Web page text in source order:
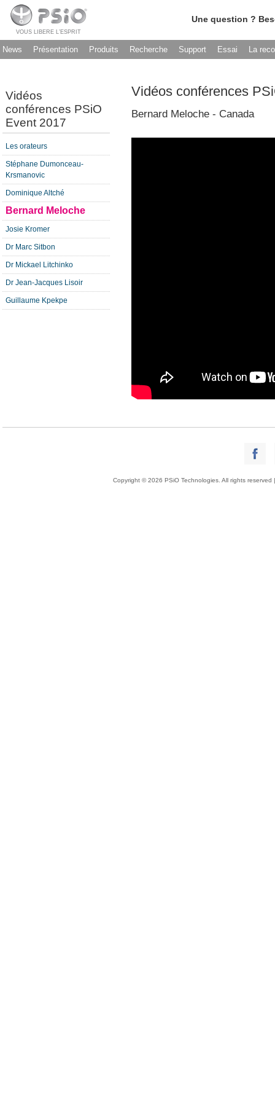
VOUS LIBERE L’ESPRIT
Une question ?
News Présentation Produits Recherche Support Essai La
Vidéos
conférences PSiO
Event 2017
Les orateurs
Stéphane Dumonceau-
Krsmanovic
Dominique Altché
Bernard Meloche
Josie Kromer
Dr Marc Sitbon
Dr Mickael Litchinko
Dr Jean-Jacques Lisoir
Guillaume Kpekpe
Vidéos conférences
Bernard Meloche - Canada
Copyright © 2026 PSiO Technologies. All rights reserved